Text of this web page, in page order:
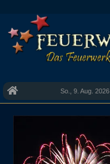
So., 9. Aug. 2026